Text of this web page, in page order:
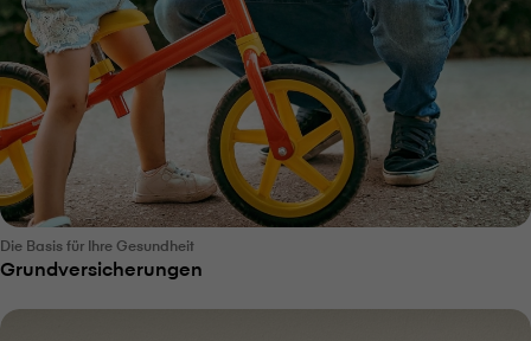
Die Basis für Ihre Gesundheit
Grundversicherungen